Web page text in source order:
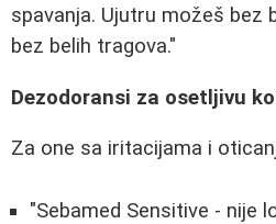
spavanja. Ujutru možeš bez
bez belih tragova."
Dezodoransi za osetljivu
Za one sa iritacijama i
"Sebamed Sensitive - nije